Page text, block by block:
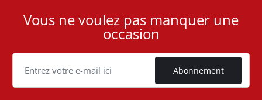
User
Cookie
Vous ne voulez pas manquer une
occasion
Abonnement